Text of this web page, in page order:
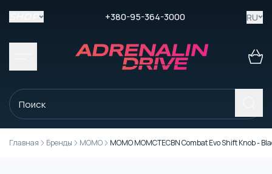
+380-95-364-3000 RU
Главная Бренды MOMO MOMO MOMCTECBN Combat Evo Shift Knob -